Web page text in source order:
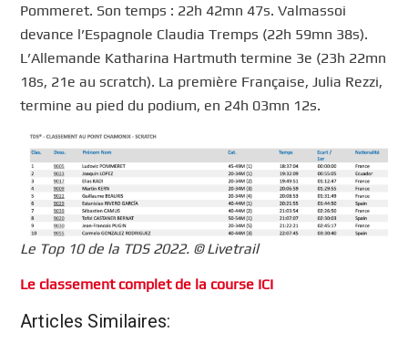
Pommeret. Son temps : 22h 42mn 47s. Valmassoi
devance l’Espagnole Claudia Tremps (22h 59mn 38s).
L’Allemande Katharina Hartmuth termine 3e (23h 22mn
18s, 21e au scratch). La première Française, Julia Rezzi,
termine au pied du podium, en 24h 03mn 12s.
Le Top 10 de la TDS 2022. © Livetrail
Le classement complet de la course ICI
Articles Similaires: